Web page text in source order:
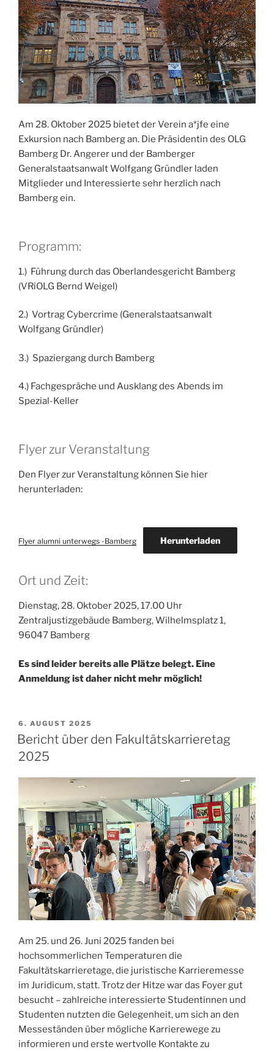
Am 28. Oktober 2025 bietet der Verein a*jfe eine
Exkursion nach Bamberg an. Die Präsidentin des OLG
Bamberg Dr. Angerer und der Bamberger
Generalstaatsanwalt Wolfgang Gründler laden
Mitglieder und Interessierte sehr herzlich nach
Bamberg ein.
Programm:
1.) Führung durch das Oberlandesgericht Bamberg
(VRiOLG Bernd Weigel)
2.) Vortrag Cybercrime (Generalstaatsanwalt
Wolfgang Gründler)
3.) Spaziergang durch Bamberg
4.) Fachgespräche und Ausklang des Abends im
Spezial-Keller
Flyer zur Veranstaltung
Den Flyer zur Veranstaltung können Sie hier
herunterladen:
Flyer alumni unterwegs -Bamberg Herunterladen
Ort und Zeit:
Dienstag, 28. Oktober 2025, 17.00 Uhr
Zentraljustizgebäude Bamberg, Wilhelmsplatz 1,
96047 Bamberg
Es sind leider bereits alle Plätze belegt. Eine
Anmeldung ist daher nicht mehr möglich!
VERÖFFENTLICHT
AM
6. AUGUST 2025
Bericht über den Fakultätskarrieretag
2025
Am 25. und 26. Juni 2025 fanden bei
hochsommerlichen Temperaturen die
Fakultätskarrieretage, die juristische Karrieremesse
im Juridicum, statt. Trotz der Hitze war das Foyer gut
besucht – zahlreiche interessierte Studentinnen und
Studenten nutzten die Gelegenheit, um sich an den
Messeständen über mögliche Karrierewege zu
informieren und erste wertvolle Kontakte zu